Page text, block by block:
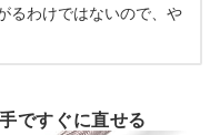
るわけではないので、や
ですぐに直せる